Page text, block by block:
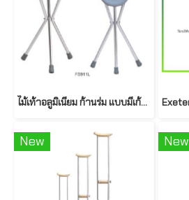
ไม้เท้าอลูมิเนียม ก้านร่ม แบบมีเก้าอี้ พับเก็บได้ รุ่น FS911L
New New